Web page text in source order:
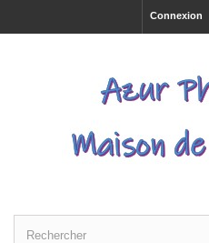
Connexion